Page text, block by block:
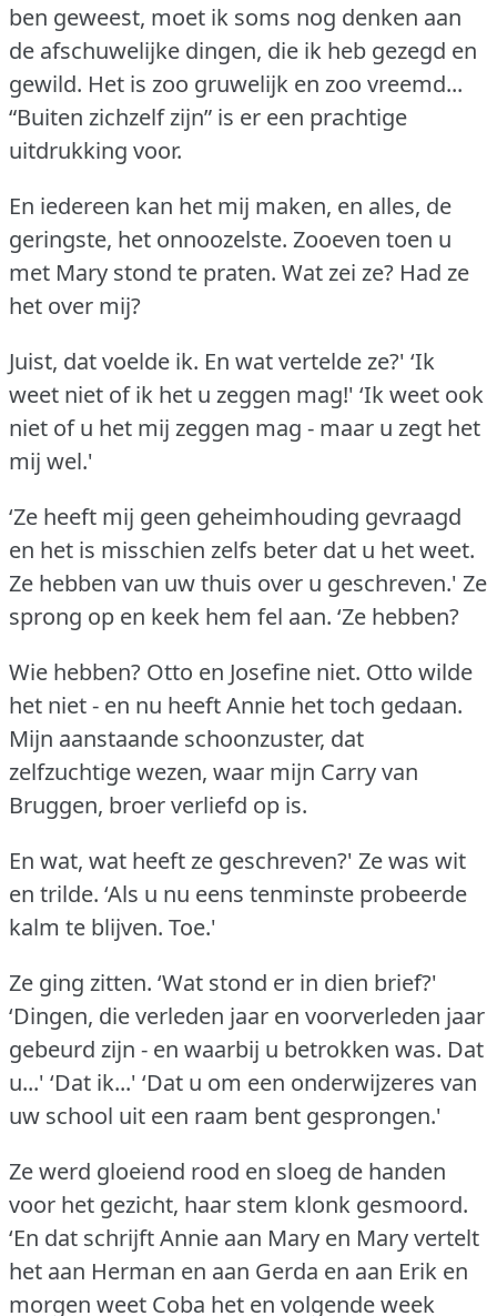
ben geweest, moet ik soms nog denken aan
de afschuwelijke dingen, die ik heb gezegd en
gewild. Het is zoo gruwelijk en zoo vreemd...
“Buiten zichzelf zijn” is er een prachtige
uitdrukking voor.
En iedereen kan het mij maken, en alles, de
geringste, het onnoozelste. Zooeven toen u
met Mary stond te praten. Wat zei ze? Had ze
het over mij?
Juist, dat voelde ik. En wat vertelde ze?' ‘Ik
weet niet of ik het u zeggen mag!' ‘Ik weet ook
niet of u het mij zeggen mag - maar u zegt het
mij wel.'
‘Ze heeft mij geen geheimhouding gevraagd
en het is misschien zelfs beter dat u het weet.
Ze hebben van uw thuis over u geschreven.' Ze
sprong op en keek hem fel aan. ‘Ze hebben?
Wie hebben? Otto en Josefine niet. Otto wilde
het niet - en nu heeft Annie het toch gedaan.
Mijn aanstaande schoonzuster, dat
zelfzuchtige wezen, waar mijn Carry van
Bruggen, broer verliefd op is.
En wat, wat heeft ze geschreven?' Ze was wit
en trilde. ‘Als u nu eens tenminste probeerde
kalm te blijven. Toe.'
Ze ging zitten. ‘Wat stond er in dien brief?'
‘Dingen, die verleden jaar en voorverleden jaar
gebeurd zijn - en waarbij u betrokken was. Dat
u...' ‘Dat ik...' ‘Dat u om een onderwijzeres van
uw school uit een raam bent gesprongen.'
Ze werd gloeiend rood en sloeg de handen
voor het gezicht, haar stem klonk gesmoord.
‘En dat schrijft Annie aan Mary en Mary vertelt
het aan Herman en aan Gerda en aan Erik en
morgen weet Coba het en volgende week